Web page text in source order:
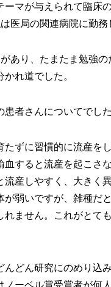
マが与えられて臨床
医局の関連病院に勤務
あり、たまたま勉強
れ道でした。
者さんについてでした
ずに習慣的に流産を
すると流産を起こさ
産しやすく、大きく
弱いですが、雑種だ
ません。これがとて
どん研究にのめり込
ーベル賞受賞者が何